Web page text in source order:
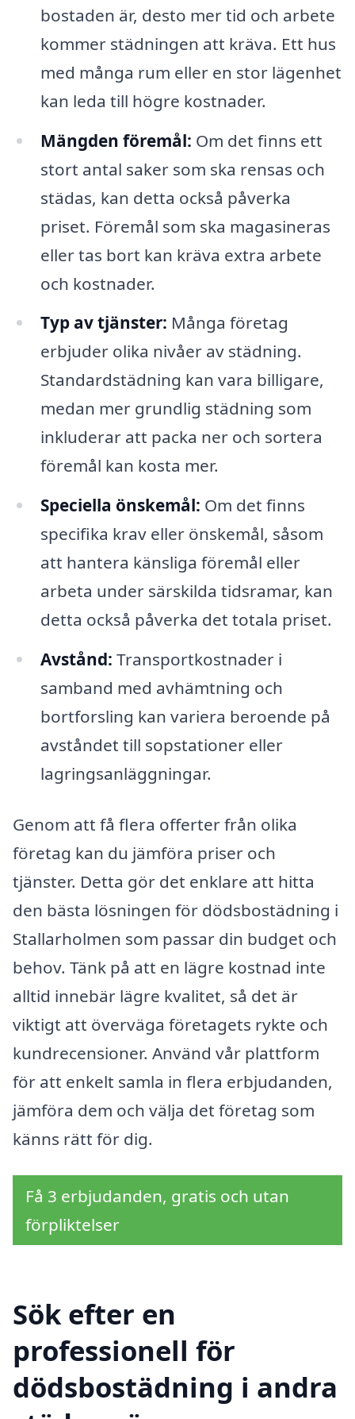
bostaden är, desto mer tid och arbete
kommer städningen att kräva. Ett hus
med många rum eller en stor lägenhet
kan leda till högre kostnader.
Mängden föremål: Om det finns ett
stort antal saker som ska rensas och
städas, kan detta också påverka
priset. Föremål som ska magasineras
eller tas bort kan kräva extra arbete
och kostnader.
Typ av tjänster: Många företag
erbjuder olika nivåer av städning.
Standardstädning kan vara billigare,
medan mer grundlig städning som
inkluderar att packa ner och sortera
föremål kan kosta mer.
Speciella önskemål: Om det finns
specifika krav eller önskemål, såsom
att hantera känsliga föremål eller
arbeta under särskilda tidsramar, kan
detta också påverka det totala priset.
Avstånd: Transportkostnader i
samband med avhämtning och
bortforsling kan variera beroende på
avståndet till sopstationer eller
lagringsanläggningar.
Genom att få flera offerter från olika
företag kan du jämföra priser och
tjänster. Detta gör det enklare att hitta
den bästa lösningen för dödsbostädning i
Stallarholmen som passar din budget och
behov. Tänk på att en lägre kostnad inte
alltid innebär lägre kvalitet, så det är
viktigt att överväga företagets rykte och
kundrecensioner. Använd vår plattform
för att enkelt samla in flera erbjudanden,
jämföra dem och välja det företag som
känns rätt för dig.
Få 3 erbjudanden, gratis och utan
förpliktelser
Sök efter en
professionell för
dödsbostädning i andra